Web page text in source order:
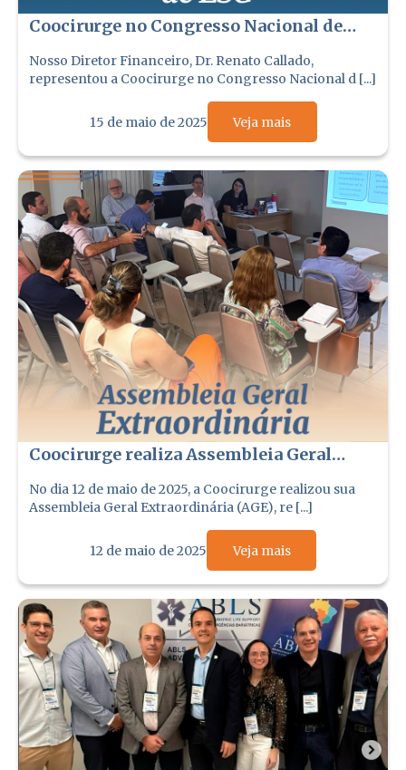
Coocirurge no Congresso Nacional de
Nosso Diretor Financeiro, Dr. Renato Callado,
representou a Coocirurge no Congresso Nacional d [...]
15 de maio de 2025 Veja mais
Coocirurge realiza Assembleia Geral
Extraordinária com participação ativa
dos cooperados
No dia 12 de maio de 2025, a Coocirurge realizou sua
Assembleia Geral Extraordinária (AGE), re [...]
12 de maio de 2025 Veja mais